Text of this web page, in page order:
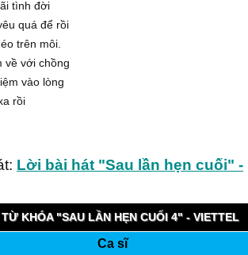
tình đời
quá để rồi
trên môi.
về với chồng
vào lòng
rồi
mang nhiều nhớ nhung
vương vấn đợi chờ
trở thành dang dở
lòng nhớ nhiều
cả một chiều
Lời bài hát "Sau lần hẹn cuối" -
KHÓA "SAU LẦN HẸN CUỐI 4" - VIETTEL
Ca sĩ